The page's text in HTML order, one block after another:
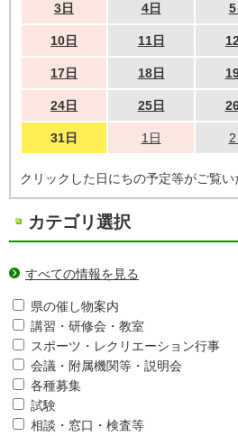
3日 4日 5
10日 11日
17日 18日
24日 25日
31日 1日
クリックした日にちの予定等がご覧い
カテゴリ選択
すべての情報を見る
県の催し物案内
講習・研修会・教室
スポーツ・レクリエーション行事
会議・附属機関等・説明会
各種募集
試験
相談・窓口・検査等